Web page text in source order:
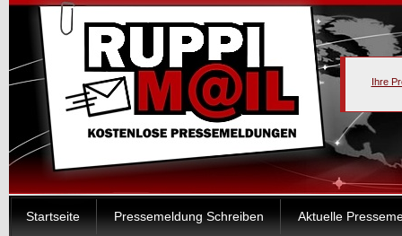
Ihre
Startseite Pressemeldung Schreiben Aktuelle